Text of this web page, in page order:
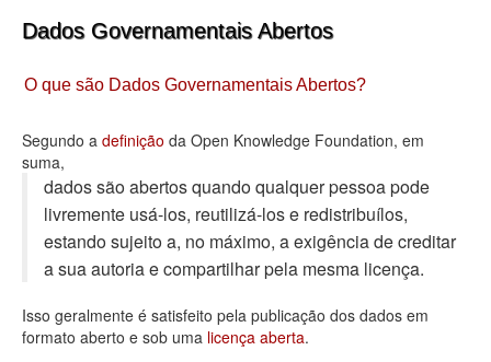
Lei de Acesso à Informação
Dados Governamentais Abertos
Planejamento
Catálogo de dados
Processo Legislativo
Deputados Estaduais
Administração
Legislação
Dados Governamentais Abertos
O que são Dados Governamentais Abertos?
Segundo a definição da Open Knowledge Foundation, em
suma,
dados são abertos quando qualquer pessoa pode
livremente usá-los, reutilizá-los e redistribuí­los,
estando sujeito a, no máximo, a exigência de creditar
a sua autoria e compartilhar pela mesma licença.
Isso geralmente é satisfeito pela publicação dos dados em
formato aberto e sob uma licença aberta.